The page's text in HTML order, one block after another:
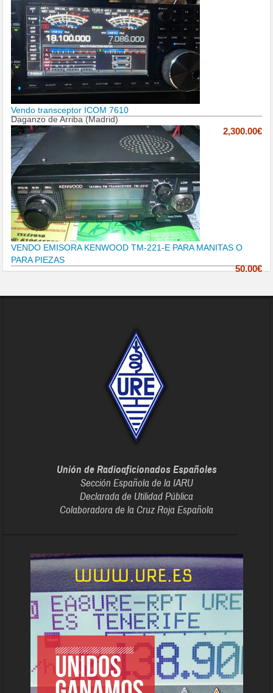
Vendo transceptor ICOM 7610
Daganzo de Arriba (Madrid)
2,300.00€
VENDO EMISORA KENWOOD TM-221-E PARA MANITAS O
PARA PIEZAS
50.00€
Unión de Radioaficionados Españoles
Sección Española de la IARU
Declarada de Utilidad Pública
Colaboradora de la Cruz Roja Española